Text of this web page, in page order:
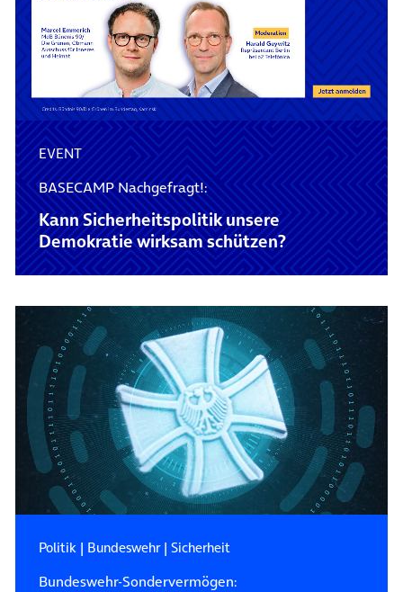
EVENT
BASECAMP Nachgefragt!:
Kann Sicherheitspolitik unsere
Demokratie wirksam schützen?
Politik| Bundeswehr| Sicherheit
Bundeswehr-Sondervermögen: